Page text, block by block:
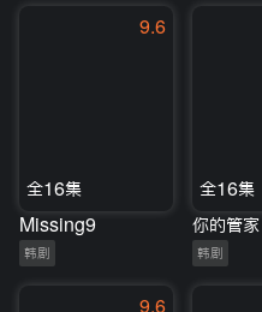
9.6
全16集
Missing9
韩剧
全16集
你的管家
韩剧
9.6